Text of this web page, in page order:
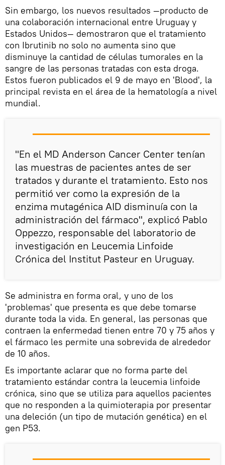
Sin embargo, los nuevos resultados —producto de
una colaboración internacional entre Uruguay y
Estados Unidos— demostraron que el tratamiento
con Ibrutinib no solo no aumenta sino que
disminuye la cantidad de células tumorales en la
sangre de las personas tratadas con esta droga.
Estos fueron publicados el 9 de mayo en 'Blood', la
principal revista en el área de la hematología a nivel
mundial.
"En el MD Anderson Cancer Center tenían
las muestras de pacientes antes de ser
tratados y durante el tratamiento. Esto nos
permitió ver como la expresión de la
enzima mutagénica AID disminuía con la
administración del fármaco", explicó Pablo
Oppezzo, responsable del laboratorio de
investigación en Leucemia Linfoide
Crónica del Institut Pasteur en Uruguay.
Se administra en forma oral, y uno de los
'problemas' que presenta es que debe tomarse
durante toda la vida. En general, las personas que
contraen la enfermedad tienen entre 70 y 75 años y
el fármaco les permite una sobrevida de alrededor
de 10 años.
Es importante aclarar que no forma parte del
tratamiento estándar contra la leucemia linfoide
crónica, sino que se utiliza para aquellos pacientes
que no responden a la quimioterapia por presentar
una deleción (un tipo de mutación genética) en el
gen P53.